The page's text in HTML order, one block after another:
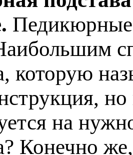
Педикюрные
которую
на
Конечно